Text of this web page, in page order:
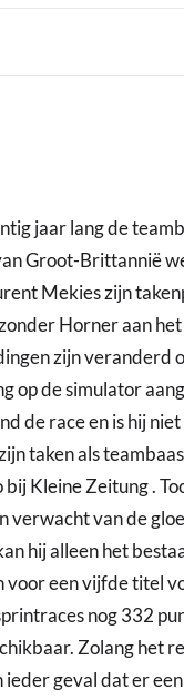
jaar lang de
Groot-Brittannië
Mekies zijn
Horner aan
zijn veranderd
op de simulator
de race en is hij
taken als
Kleine Zeitung .
verwacht van de
hij alleen het
voor een vijfde titel
nog 332
Zolang het
ieder geval dat er